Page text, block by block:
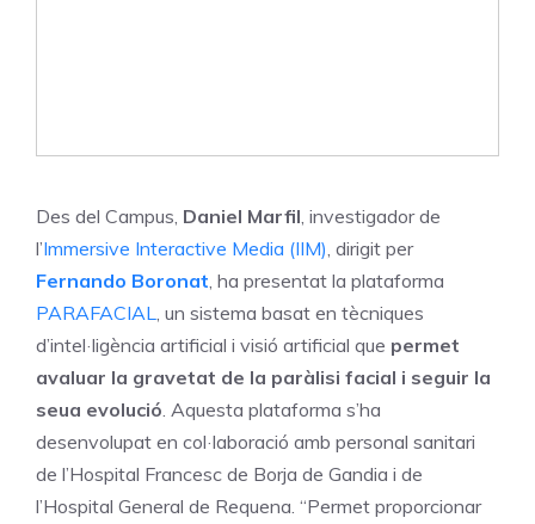
Des del Campus, Daniel Marfil , investigador de
l’Immersive Interactive Media (IIM) , dirigit per
Fernando Boronat , ha presentat la plataforma
PARAFACIAL , un sistema basat en tècniques
d’intel·ligència artificial i visió artificial que permet
avaluar la gravetat de la paràlisi facial i seguir la
seua evolució . Aquesta plataforma s’ha
desenvolupat en col·laboració amb personal sanitari
de l’Hospital Francesc de Borja de Gandia i de
l’Hospital General de Requena. “Permet proporcionar